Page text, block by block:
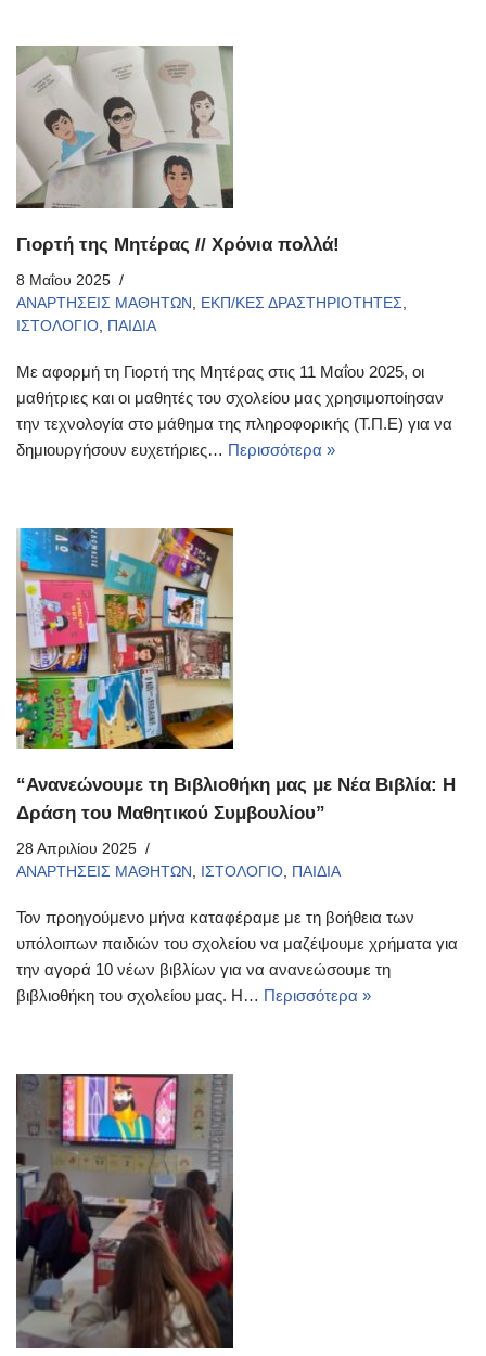
Γιορτή της Μητέρας // Χρόνια πολλά!
8 Μαΐου 2025
ΑΝΑΡΤΗΣΕΙΣ ΜΑΘΗΤΩΝ , ΕΚΠ/ΚΕΣ ΔΡΑΣΤΗΡΙΟΤΗΤΕΣ,
ΙΣΤΟΛΟΓΙΟ, ΠΑΙΔΙΑ
Με αφορμή τη Γιορτή της Μητέρας στις 11 Μαΐου 2025, οι
μαθήτριες και οι μαθητές του σχολείου μας χρησιμοποίησαν
την τεχνολογία στο μάθημα της πληροφορικής (Τ.Π.Ε) για να
δημιουργήσουν ευχετήριες… Περισσότερα »
“Ανανεώνουμε τη Βιβλιοθήκη μας με Νέα Βιβλία: Η
Δράση του Μαθητικού Συμβουλίου”
28 Απριλίου 2025
ΑΝΑΡΤΗΣΕΙΣ ΜΑΘΗΤΩΝ , ΙΣΤΟΛΟΓΙΟ, ΠΑΙΔΙΑ
Τον προηγούμενο μήνα καταφέραμε με τη βοήθεια των
υπόλοιπων παιδιών του σχολείου να μαζέψουμε χρήματα για
την αγορά 10 νέων βιβλίων για να ανανεώσουμε τη
βιβλιοθήκη του σχολείου μας. Η… Περισσότερα »